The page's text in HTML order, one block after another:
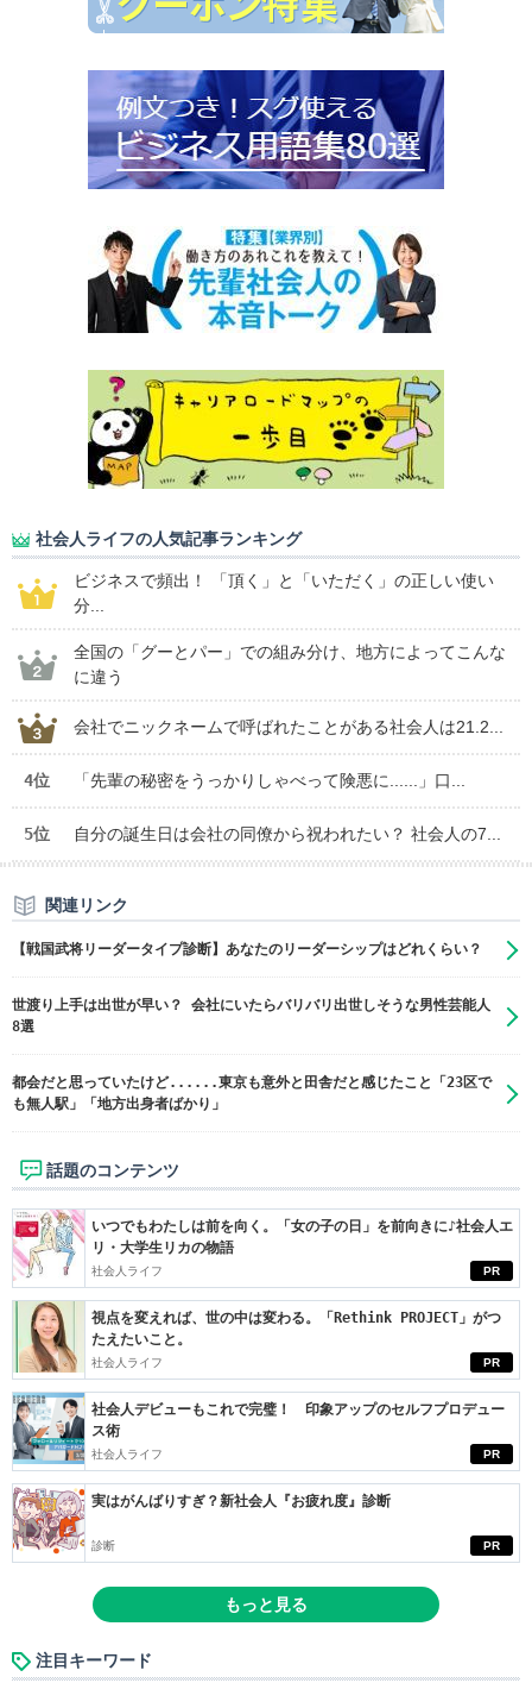
社会人ライフの人気記事ランキング
ビジネスで頻出！ 「頂く」と「いただく」の正しい使い
分...
全国の「グーとパー」での組み分け、地方によってこんな
に違う
会社でニックネームで呼ばれたことがある社会人は21.2...
4位 「先輩の秘密をうっかりしゃべって険悪に......」口...
5位 自分の誕生日は会社の同僚から祝われたい？ 社会人の7...
関連リンク
【戦国武将リーダータイプ診断】あなたのリーダーシップはどれくらい？
世渡り上手は出世が早い？ 会社にいたらバリバリ出世しそうな男性芸能人
8選
都会だと思っていたけど......東京も意外と田舎だと感じたこと「23区で
も無人駅」「地方出身者ばかり」
話題のコンテンツ
PR
いつでもわたしは前を向く。「女の子の日」を前向きに♪社会人エ
リ・大学生リカの物語
社会人ライフ
PR
視点を変えれば、世の中は変わる。「Rethink PROJECT」がつ
たえたいこと。
社会人ライフ
PR
社会人デビューもこれで完璧！ 印象アップのセルフプロデュー
ス術
社会人ライフ
PR
実はがんばりすぎ？新社会人『お疲れ度』診断
診断
もっと見る
注目キーワード